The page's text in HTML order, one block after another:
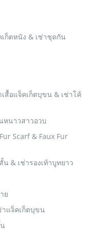
ก็ตหนัง & เช่าชุดกัน
สื้อแจ็คเก็ตบุขน & เช่าโค้
หนาวสาวอวบ
Scarf & Faux Fur
น & เช่ารองเท้าบูทยาว
ย
าแจ็คเก็ตบุขน